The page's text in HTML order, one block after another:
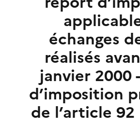
échanges
réalisés
janvier 2000
d’imposition
de l’article 92